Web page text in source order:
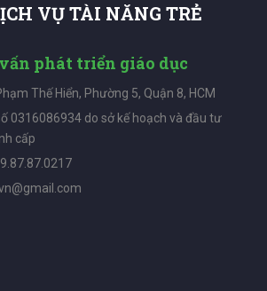
VỤ TÀI NĂNG TRẺ
phát triển giáo dục
Thế Hiển, Phường 5, Quận 8, HCM
0316086934 do sở kế hoạch và đầu tư
cấp